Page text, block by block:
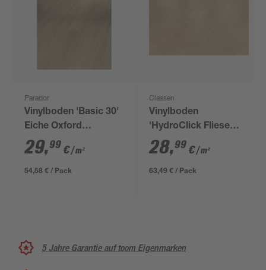
Parador
Vinylboden 'Basic 30'
Eiche Oxford
geschliffen gebürstet
hellbraun 9,4 mm
29,99 €/ m²
54,58 € / Pack
Classen
Vinylboden
'HydroClick Fliese
WR' beige 6040 x
2800 x 9 mm
28,99 €/ m²
63,49 € / Pack
5 Jahre Garantie auf toom Eigenmarken